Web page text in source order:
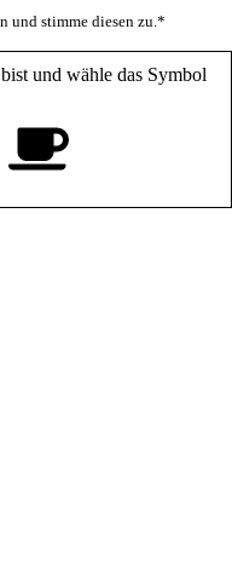
und stimme diesen zu.*
und wähle das Symbol